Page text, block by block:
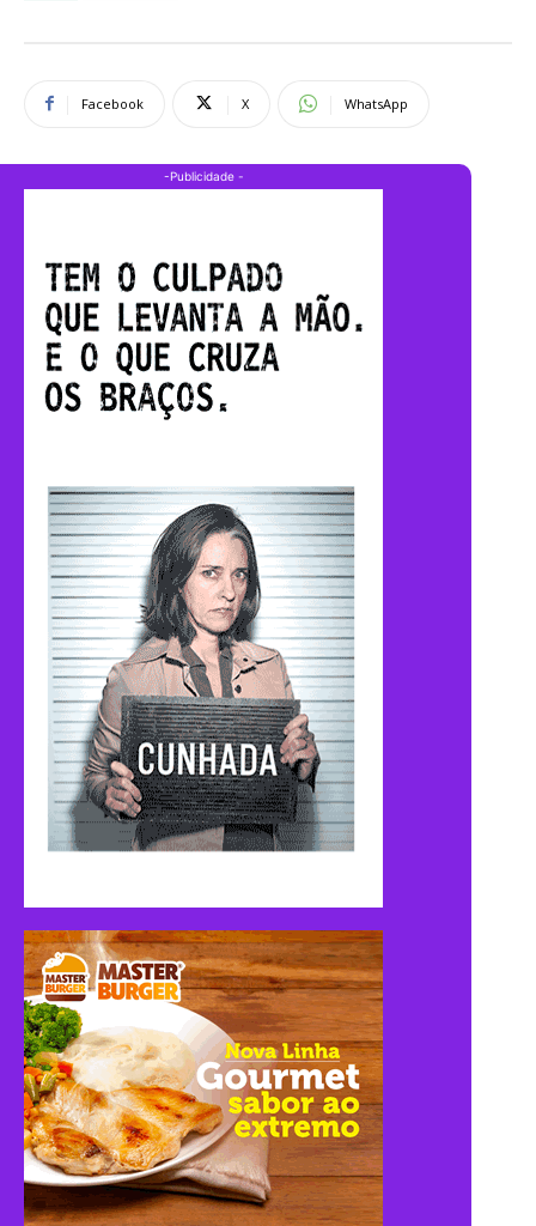
Facebook X WhatsApp
-Publicidade -